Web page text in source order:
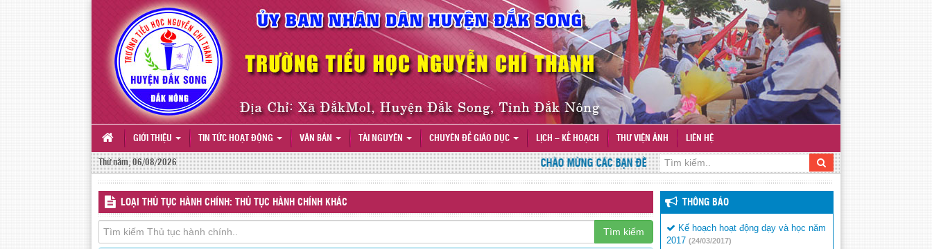
GIỚI THIỆU TIN TỨC HOẠT ĐỘNG VĂN BẢN TÀI NGUYÊN CHUYÊN ĐỀ GIÁO DỤC LỊCH – KẾ HOẠCH THƯ VIỆN ẢNH LIÊN HỆ
Thứ năm, 06/08/2026 CHÀO MỪNG CÁC BẠN ĐẾN VỚI WEBSITE TRƯỜNG TIỂU HỌC - TRUNG HỌC CƠ SỞ NGUYỄN CHÍ
LOẠI THỦ TỤC HÀNH CHÍNH: THỦ TỤC HÀNH CHÍNH KHÁC
Tìm kiếm
THÔNG BÁO
Kế hoạch hoạt động dạy và học năm
2017 (24/03/2017)